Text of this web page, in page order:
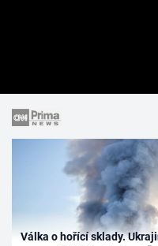
Válka o hořící sklady.